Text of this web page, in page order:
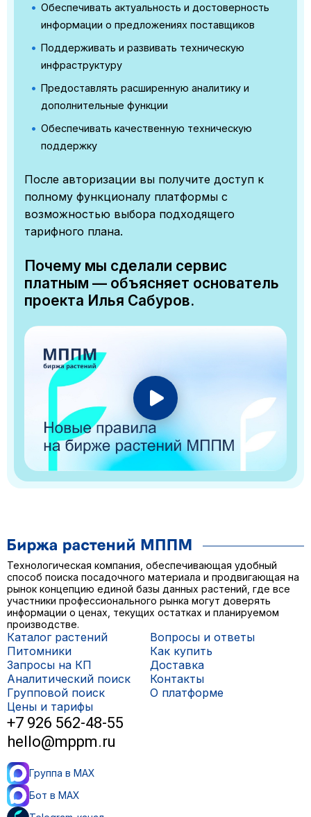
Обеспечивать актуальность и достоверность
информации о предложениях поставщиков
Поддерживать и развивать техническую
инфраструктуру
Предоставлять расширенную аналитику и
дополнительные функции
Обеспечивать качественную техническую
поддержку
После авторизации вы получите доступ к
полному функционалу платформы с
возможностью выбора подходящего
тарифного плана.
Почему мы сделали сервис
платным — объясняет основатель
проекта Илья Сабуров.
Технологическая компания, обеспечивающая удобный
способ поиска посадочного материала и продвигающая на
рынок концепцию единой базы данных растений, где все
участники профессионального рынка могут доверять
информации о ценах, текущих остатках и планируемом
производстве.
Каталог растений
Питомники
Запросы на КП
Аналитический поиск
Групповой поиск
Цены и тарифы
Вопросы и ответы
Как купить
Доставка
Контакты
О платформе
+7 926 562-48-55
hello@mppm.ru
Группа в MAX
Бот в MAX